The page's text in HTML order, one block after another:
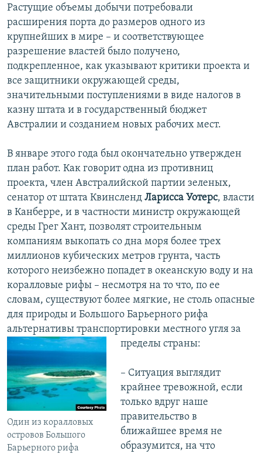
Растущие объемы добычи потребовали
расширения порта до размеров одного из
крупнейших в мире – и соответствующее
разрешение властей было получено,
подкрепленное, как указывают критики проекта и
все защитники окружающей среды,
значительными поступлениями в виде налогов в
казну штата и в государственный бюджет
Австралии и созданием новых рабочих мест.
В январе этого года был окончательно утвержден
план работ. Как говорит одна из противниц
проекта, член Австралийской партии зеленых,
сенатор от штата Квинсленд Ларисса Уотерс, власти
в Канберре, и в частности министр окружающей
среды Грег Хант, позволят строительным
компаниям выкопать со дна моря более трех
миллионов кубических метров грунта, часть
которого неизбежно попадет в океанскую воду и на
коралловые рифы – несмотря на то что, по ее
словам, существуют более мягкие, не столь опасные
для природы и Большого Барьерного рифа
альтернативы транспортировки местного угля за
пределы страны:
Один из коралловых
островов Большого
Барьерного рифа
– Ситуация выглядит
крайнее тревожной, если
только вдруг наше
правительство в
ближайшее время не
образумится, на что